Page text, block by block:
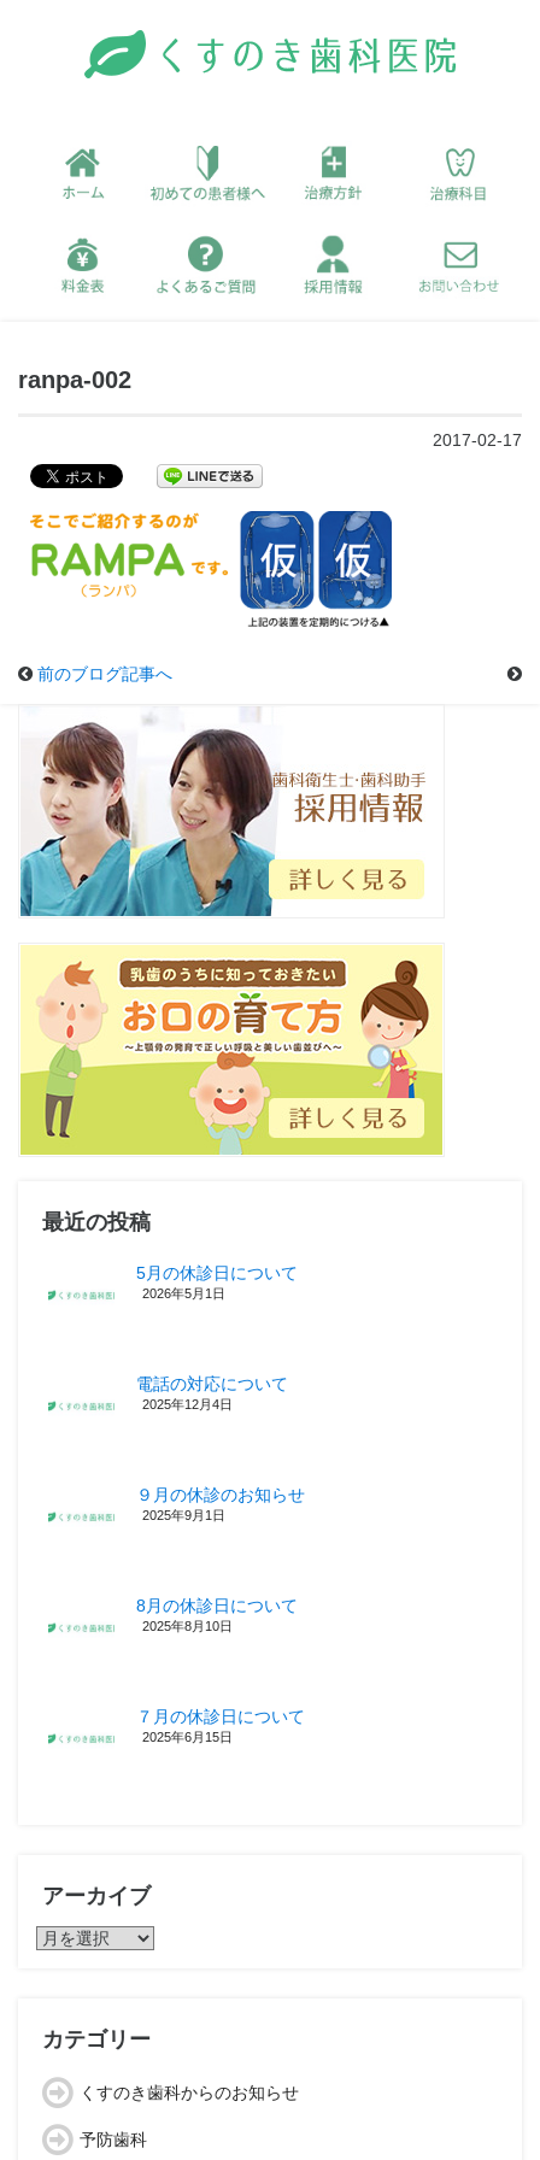
ranpa-002
2017-02-17
前のブログ記事へ
最近の投稿
5月の休診日について
2026年5月1日
電話の対応について
2025年12月4日
９月の休診のお知らせ
2025年9月1日
8月の休診日について
2025年8月10日
７月の休診日について
2025年6月15日
アーカイブ
ア
ブ
カテゴリー
くすのき歯科からのお知らせ
予防歯科